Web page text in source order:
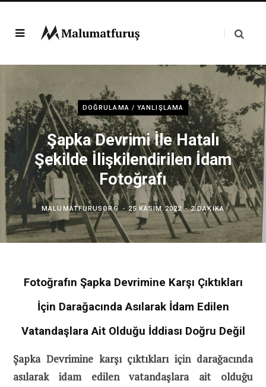
DOĞRULAMA / YANLIŞLAMA
Şapka Devrimi İle Hatalı
Şekilde İlişkilendirilen İdam
Fotoğrafı
MALUMATFURUSORG 25 KASIM 2022 2 DAKIKA
Fotoğrafın Şapka Devrimine Karşı Çıktıkları
İçin Darağacında Asılarak İdam Edilen
Vatandaşlara Ait Olduğu İddiası Doğru Değil
Şapka Devrimine karşı çıktıkları için darağacında
asılarak idam edilen vatandaşlara ait olduğu